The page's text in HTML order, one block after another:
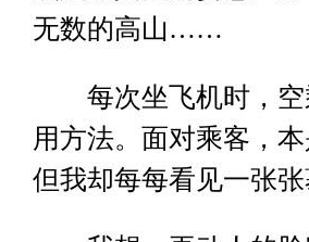
无数的高山……
每次坐飞机时，空
用方法。面对乘客，
但我却每每看见一张